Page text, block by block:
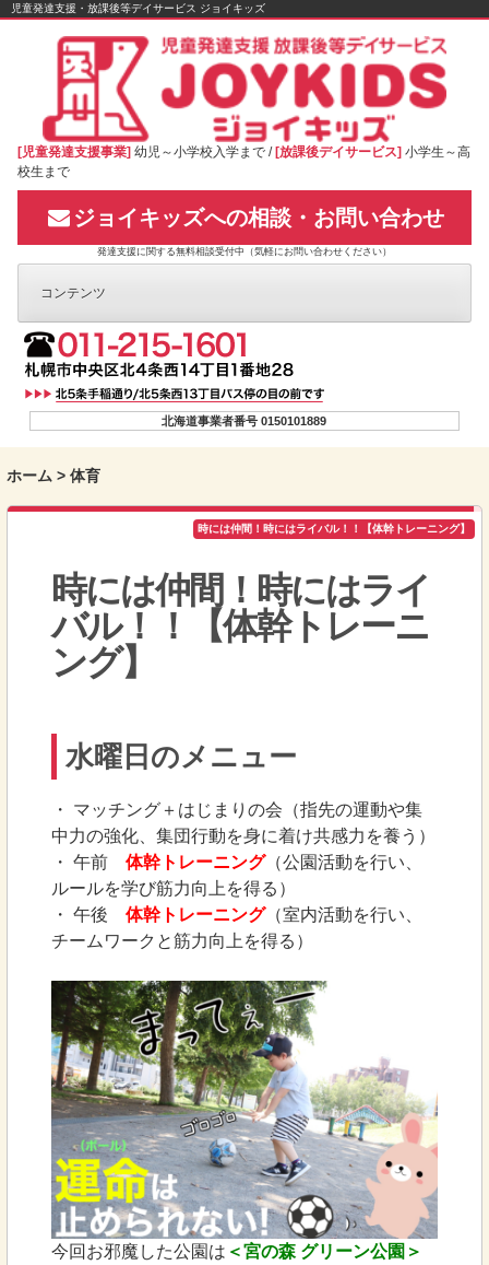
Skip
児童発達支援・放課後等デイサービス ジョイキッズ
[児童発達支援事業] 幼児～小学校入学まで / [放課後デイサービス] 小学生～高
校生まで
ジョイキッズへの相談・お問い合わせ
発達支援に関する無料相談受付中（気軽にお問い合わせください）
コンテンツ
北海道事業者番号 0150101889
ホーム > 体育
時には仲間！時にはライバル！！【体幹トレーニング】
時には仲間！時にはライ
バル！！【体幹トレーニ
ング】
水曜日のメニュー
・ マッチング＋はじまりの会（指先の運動や集
中力の強化、集団行動を身に着け共感力を養う）
・ 午前 体幹トレーニング（公園活動を行い、
ルールを学び筋力向上を得る）
・ 午後 体幹トレーニング（室内活動を行い、
チームワークと筋力向上を得る）
今回お邪魔した公園は ＜宮の森 グリーン公園＞